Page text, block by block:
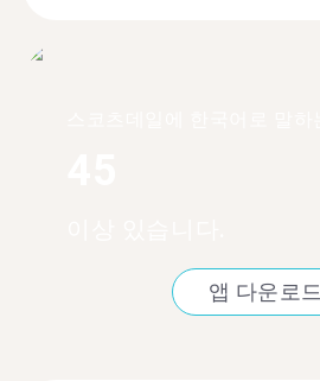
앱 다운로드